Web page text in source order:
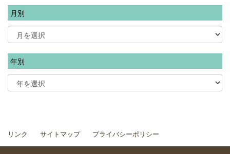
月別
年別
リンク サイトマップ プライバシーポリシー